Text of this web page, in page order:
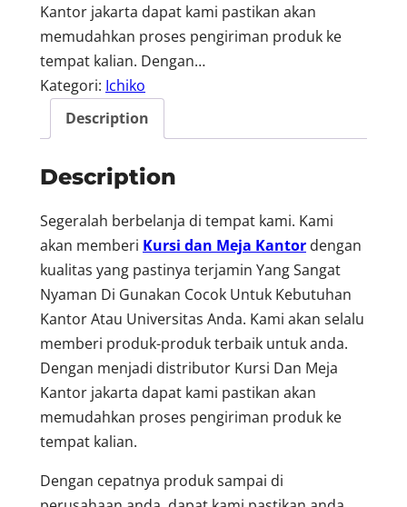
Kantor jakarta dapat kami pastikan akan
memudahkan proses pengiriman produk ke
tempat kalian. Dengan…
Kategori: Ichiko
Description
Description
Segeralah berbelanja di tempat kami. Kami
akan memberi Kursi dan Meja Kantor dengan
kualitas yang pastinya terjamin Yang Sangat
Nyaman Di Gunakan Cocok Untuk Kebutuhan
Kantor Atau Universitas Anda. Kami akan selalu
memberi produk-produk terbaik untuk anda.
Dengan menjadi distributor Kursi Dan Meja
Kantor jakarta dapat kami pastikan akan
memudahkan proses pengiriman produk ke
tempat kalian.
Dengan cepatnya produk sampai di